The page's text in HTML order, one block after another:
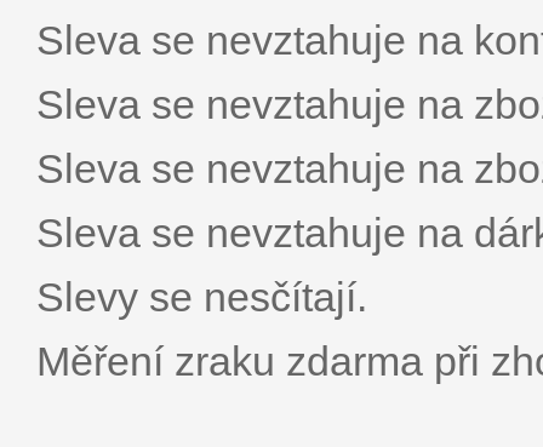
Sleva se nevztahuje na
Sleva se nevztahuje na
Sleva se nevztahuje na
Sleva se nevztahuje na
Slevy se nesčítají.
Měření zraku zdarma při